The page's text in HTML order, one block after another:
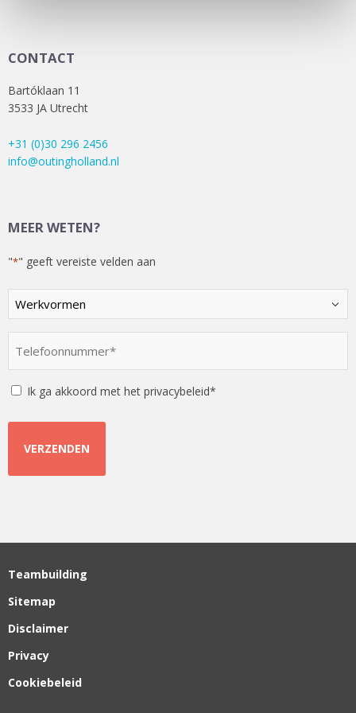
CONTACT
Bartóklaan 11
3533 JA Utrecht
+31 (0)30 296 2456
info@outingholland.nl
MEER WETEN?
"*" geeft vereiste velden aan
Kies
een
optie
Instemming
Ik ga akkoord met het privacybeleid*
Teambuilding
Sitemap
Disclaimer
Privacy
Cookiebeleid